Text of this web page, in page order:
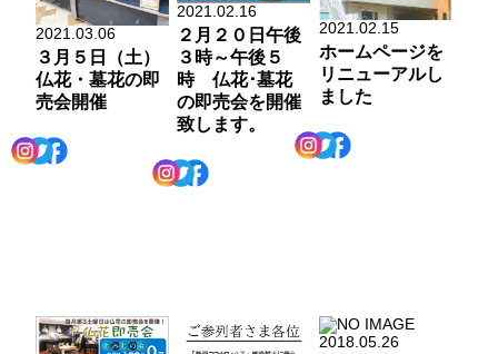
2021.03.06
３月５日（土）
仏花・墓花の即
売会開催
2021.02.16
２月２０日午後
３時～午後５
時 仏花･墓花
の即売会を開催
致します。
2021.02.15
ホームページを
リニューアルし
ました
2018.05.26